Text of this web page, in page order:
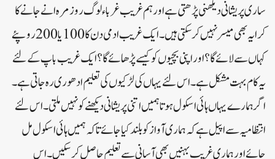
ساری پریشانی دیکھنی پڑھتی ہے اور ہم غریب غرباء لوگ روز مرہ انے جانے کا
کرایہ بھی میسر نہیں کر سکتی ہیں۔ ایک غریب ادمی دن کا 100 یا 200 روپئے
کہاں سے لائے گا؟ اور اپنی بچیوں کو کیسے پڑھائے گا؟ ایک غریب باپ کے لئے
یہ کام بہت مشکل ہے۔ اس لئے یہاں کی لڑکیوں کی تعلیم ادھوری رہ جاتی ہے۔
اگر ہمارے یہاں ہائی اسکول ہوتا ہمیں اتنی پریشانی دیکھنے کو نہیں ملتی۔ اس لئے
انتظامیہ سے ا پیل ہے کہ ہماری آواز کو بلند کیا جائے تاکہ ہمیں ہائی اسکول مل
جائے اور ہماری غریب بہنیں بھی آسانی سے تعلیم حاصل کر سکیں۔اس